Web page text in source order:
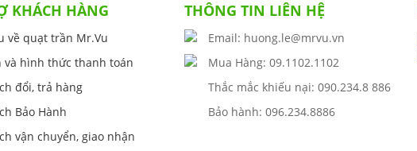
KHÁCH HÀNG
về quạt trần Mr.Vu
và hình thức thanh toán
đổi, trả hàng
Bảo Hành
vận chuyển, giao nhận
THÔNG TIN LIÊN HỆ
Email: huong.le@mrvu.vn
Mua Hàng: 09.1102.1102
Thắc mắc khiếu nại: 090.234.8 886
Bảo hành: 096.234.8886